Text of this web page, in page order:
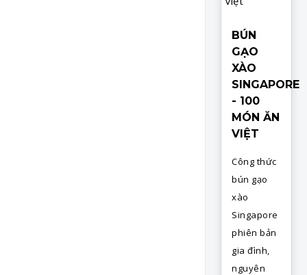
BÚN
GẠO
XÀO
SINGAPORE
- 100
MÓN ĂN
VIỆT
Công thức
bún gạo
xào
Singapore
phiên bản
gia đình,
nguyên